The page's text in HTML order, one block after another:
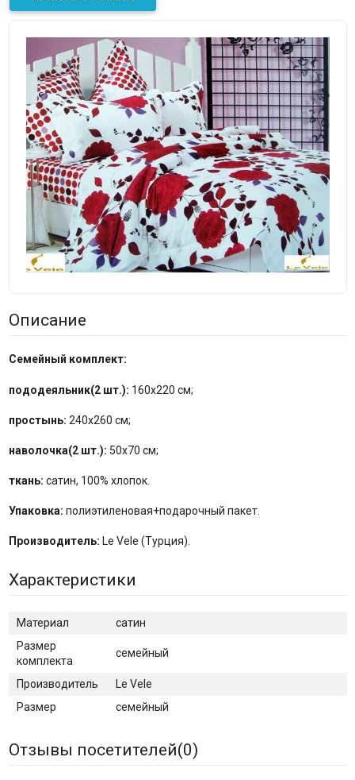
Описание
Семейный комплект:
пододеяльник(2 шт.): 160x220 см;
простынь: 240x260 см;
наволочка(2 шт.): 50x70 см;
ткань: сатин, 100% хлопок.
Упаковка: полиэтиленовая+подарочный пакет.
Производитель: Le Vele (Турция).
Характеристики
Материал
сатин
Размер
комплекта
семейный
Производитель
Le Vele
Размер
семейный
Отзывы посетителей(0)